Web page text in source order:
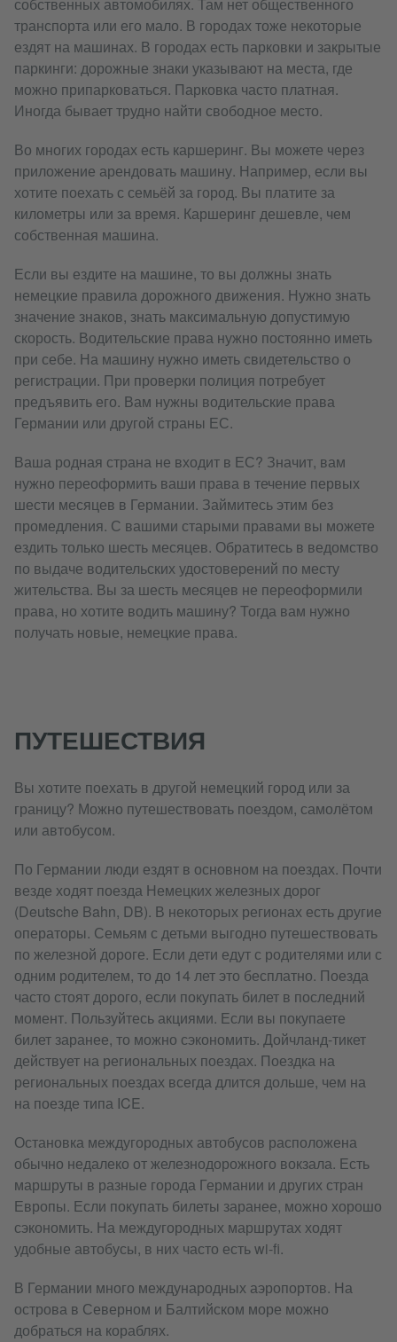
транспорта или его мало. В городах тоже некоторые
ездят на машинах. В городах есть парковки и закрытые
паркинги: дорожные знаки указывают на места, где
можно припарковаться. Парковка часто платная.
Иногда бывает трудно найти свободное место.
Во многих городах есть каршеринг. Вы можете через
приложение арендовать машину. Например, если вы
хотите поехать с семьёй за город. Вы платите за
километры или за время. Каршеринг дешевле, чем
собственная машина.
Если вы ездите на машине, то вы должны знать
немецкие правила дорожного движения. Нужно знать
значение знаков, знать максимальную допустимую
скорость. Водительские права нужно постоянно иметь
при себе. На машину нужно иметь свидетельство о
регистрации. При проверки полиция потребует
предъявить его. Вам нужны водительские права
Германии или другой страны ЕС.
Ваша родная страна не входит в ЕС? Значит, вам
нужно переоформить ваши права в течение первых
шести месяцев в Германии. Займитесь этим без
промедления. С вашими старыми правами вы можете
ездить только шесть месяцев. Обратитесь в ведомство
по выдаче водительских удостоверений по месту
жительства. Вы за шесть месяцев не переоформили
права, но хотите водить машину? Тогда вам нужно
получать новые, немецкие права.
ПУТЕШЕСТВИЯ
Вы хотите поехать в другой немецкий город или за
границу? Можно путешествовать поездом, самолётом
или автобусом.
По Германии люди ездят в основном на поездах. Почти
везде ходят поезда Немецких железных дорог
(Deutsche Bahn, DB). В некоторых регионах есть другие
операторы. Семьям с детьми выгодно путешествовать
по железной дороге. Если дети едут с родителями или с
одним родителем, то до 14 лет это бесплатно. Поезда
часто стоят дорого, если покупать билет в последний
момент. Пользуйтесь акциями. Если вы покупаете
билет заранее, то можно сэкономить. Дойчланд-тикет
действует на региональных поездах. Поездка на
региональных поездах всегда длится дольше, чем на
на поезде типа ICE.
Остановка междугородных автобусов расположена
обычно недалеко от железнодорожного вокзала. Есть
маршруты в разные города Германии и других стран
Европы. Если покупать билеты заранее, можно хорошо
сэкономить. На междугородных маршрутах ходят
удобные автобусы, в них часто есть wi-fi.
В Германии много международных аэропортов. На
острова в Северном и Балтийском море можно
добраться на кораблях.